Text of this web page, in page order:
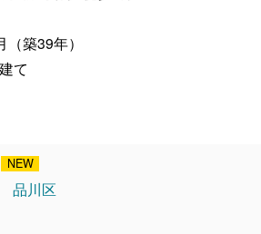
築39年）
て
品川区